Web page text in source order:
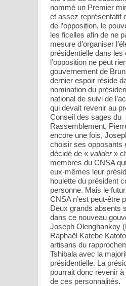
nommé un Premier
et assez représentatif
de l’opposition, le
les ficelles afin de ne
mesure d’organiser
présidentielle dans les
l’opposition ne peut
gouvernement de
dernier espoir réside
nomination du
national de suivi de
qui devait revenir au
Conseil des sages du
Rassemblement,
encore une fois,
choisir ses opposants
décidé de « valider»
membres du CNSA
eux-mêmes leur
houlette du président
personne. Mais le
CNSA n’est peut-être
Deux grands absents
dans ce nouveau
Joseph Olenghankoy
Raphaël Katebe
artisans du
Tshibala avec la
présidentielle. La
pourrait donc revenir à
de ces personnalités.